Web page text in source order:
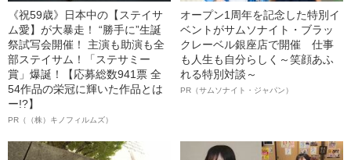
《祝59歳》日本中の【ステイサ
ム愛】が大暴走！ “勝手に”生誕
祭試写会開催！ 主演も助演も全
部ステイサム！「ステサミー
賞」爆誕！【応募総数941票 全
54作品の栄冠に輝いた作品とは
ー!?】
PR（（株）キノフィルムズ）
オープン1周年を記念した特別イ
ベントがサムソナイト・ブラッ
クレーベル銀座店で開催 仕事
も人生も自分らしく～笑顔あふ
れる特別対談～
PR（サムソナイト・ジャパン）